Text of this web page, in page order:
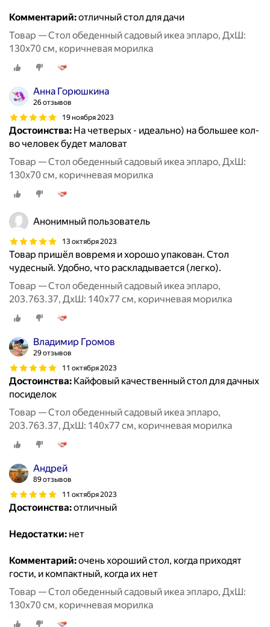
Комментарий:отличный стол для дачи
Товар — Стол обеденный садовый икеа эпларо, ДхШ:
130х70 см, коричневая морилка
Анна Горюшкина
26 отзывов
19 ноября 2023
Достоинства: На четверых - идеально) на большее кол-
во человек будет маловат
Товар — Стол обеденный садовый икеа эпларо, ДхШ:
130х70 см, коричневая морилка
Анонимный пользователь
13 октября 2023
Товар пришёл вовремя и хорошо упакован. Стол
чудесный. Удобно, что раскладывается (легко).
Товар — Стол обеденный садовый икеа эпларо,
203.763.37, ДхШ: 140х77 см, коричневая морилка
Владимир Громов
29 отзывов
11 октября 2023
Достоинства: Кайфовый качественный стол для дачных
посиделок
Товар — Стол обеденный садовый икеа эпларо,
203.763.37, ДхШ: 140х77 см, коричневая морилка
Андрей
89 отзывов
11 октября 2023
Достоинства:отличный
Недостатки: нет
Комментарий:очень хороший стол, когда приходят
гости, и компактный, когда их нет
Товар — Стол обеденный садовый икеа эпларо, ДхШ:
130х70 см, коричневая морилка